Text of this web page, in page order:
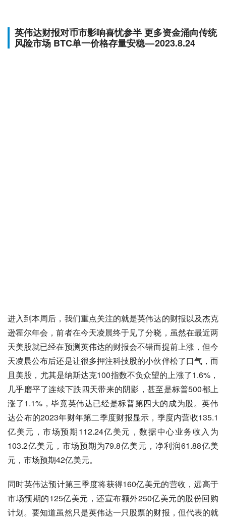
英伟达财报对币市影响喜忧参半 更多资金涌向传统
风险市场 BTC单一价格存量安稳 — 2023.8.24
进入到本周后，我们重点关注的就是英伟达的财报以及杰克
逊霍尔年会，前者在今天凌晨终于见了分晓，虽然在最近两
天美股就已经在预测英伟达的财报会不错而提前上涨，但今
天凌晨公布后还是让很多押注科技股的小伙伴松了口气，而
且美股，尤其是纳斯达克100指数不负众望的上涨了1.6%，
几乎磨平了连续下跌四天带来的阴影，甚至是标普500都上
涨了1.1%，毕竟英伟达已经是标普第四大的成为股。英伟
达公布的2023年财年第二季度财报显示，季度内营收135.1
亿美元，市场预期112.24亿美元，数据中心业务收入为
103.2亿美元，市场预期为79.8亿美元，净利润61.88亿美
元，市场预期42亿美元。
同时英伟达预计第三季度将获得160亿美元的营收，远高于
市场预期的125亿美元，还宣布额外250亿美元的股份回购
计划。要知道虽然只是英伟达一只股票的财报，但代表的就